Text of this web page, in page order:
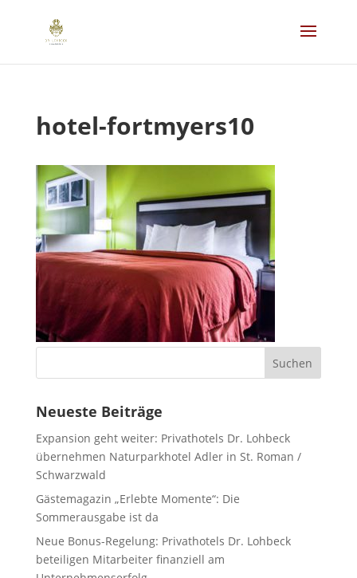
hotel-fortmyers10
Neueste Beiträge
Expansion geht weiter: Privathotels Dr. Lohbeck
übernehmen Naturparkhotel Adler in St. Roman /
Schwarzwald
Gästemagazin „Erlebte Momente“: Die
Sommerausgabe ist da
Neue Bonus-Regelung: Privathotels Dr. Lohbeck
beteiligen Mitarbeiter finanziell am